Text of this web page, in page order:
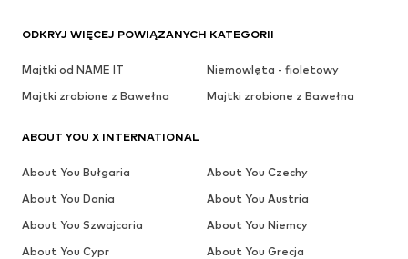
ODKRYJ WIĘCEJ POWIĄZANYCH KATEGORII
Majtki od NAME IT
Niemowlęta - fioletowy
Majtki zrobione z Bawełna
Majtki zrobione z Bawełna
ABOUT YOU X INTERNATIONAL
About You Bułgaria
About You Czechy
About You Dania
About You Austria
About You Szwajcaria
About You Niemcy
About You Cypr
About You Grecja